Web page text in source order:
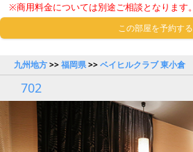
※商用料金については別途ご相談となります。
この部屋を予約する
九州地方>>福岡県>>ベイヒルクラブ 東小倉
702